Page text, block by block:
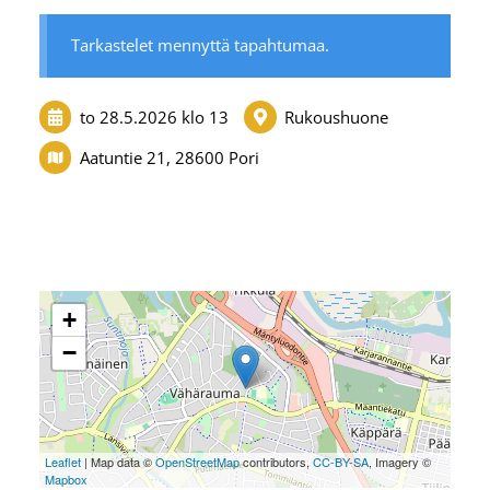
Tarkastelet mennyttä tapahtumaa.
to 28.5.2026 klo 13
Rukoushuone
Aatuntie 21, 28600 Pori
+
−
Leaflet| Map data ©OpenStreetMapcontributors,CC-BY-SA, Imagery ©
Mapbox